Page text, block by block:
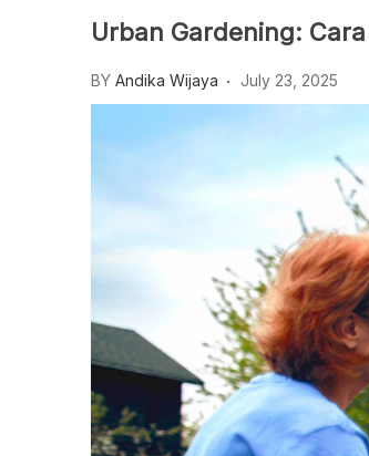
Urban Gardening:
BY Andika Wijaya July 23, 2025